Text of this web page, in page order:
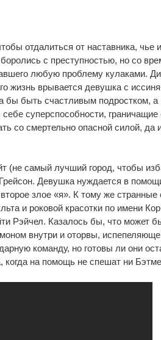
отдалиться от наставника, чье
с преступностью, но со
любую проблему кулаками.
жизнь врывается девушка с
бы быть счастливым подростком, а
суперспособности,
со смертельно опасной силой, да
(не самый лучший город, чтобы
Девушка нуждается в
злое «я». К тому же странные
и роковой красотки по имени
Рэйчел. Казалось бы, что может
внутри и оторвы,
команду, но готовы ли они
на помощь не спешат ни